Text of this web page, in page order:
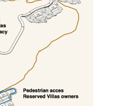
Menara